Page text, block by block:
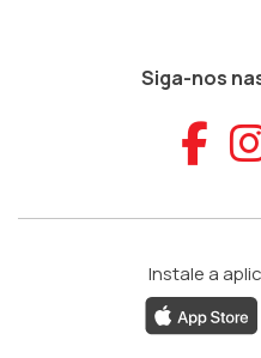
Siga-nos
Instale a